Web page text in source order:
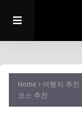
Home 여행지 추천
코스 추천